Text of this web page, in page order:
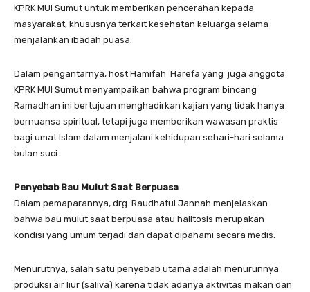
KPRK MUI Sumut untuk memberikan pencerahan kepada
masyarakat, khususnya terkait kesehatan keluarga selama
menjalankan ibadah puasa.
Dalam pengantarnya, host Hamifah Harefa yang juga anggota
KPRK MUI Sumut menyampaikan bahwa program bincang
Ramadhan ini bertujuan menghadirkan kajian yang tidak hanya
bernuansa spiritual, tetapi juga memberikan wawasan praktis
bagi umat Islam dalam menjalani kehidupan sehari-hari selama
bulan suci.
Penyebab Bau Mulut Saat Berpuasa
Dalam pemaparannya, drg. Raudhatul Jannah menjelaskan
bahwa bau mulut saat berpuasa atau halitosis merupakan
kondisi yang umum terjadi dan dapat dipahami secara medis.
Menurutnya, salah satu penyebab utama adalah menurunnya
produksi air liur (saliva) karena tidak adanya aktivitas makan dan